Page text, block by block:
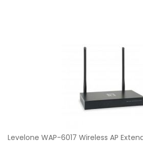
Levelone WAP-6017 Wireless AP